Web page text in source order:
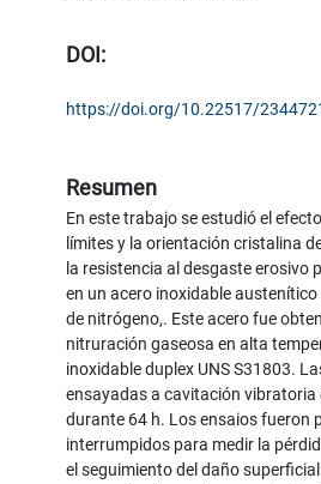
DOI:
https://doi.org/10.22517/
Resumen
En este trabajo se estudió el
límites y la orientación cristalina
la resistencia al desgaste erosivo
en un acero inoxidable austenítico
de nitrógeno,. Este acero fue
nitruración gaseosa en alta
inoxidable duplex UNS S31803.
ensayadas a cavitación vibratoria
durante 64 h. Los ensaios fueron
interrumpidos para medir la
el seguimiento del daño